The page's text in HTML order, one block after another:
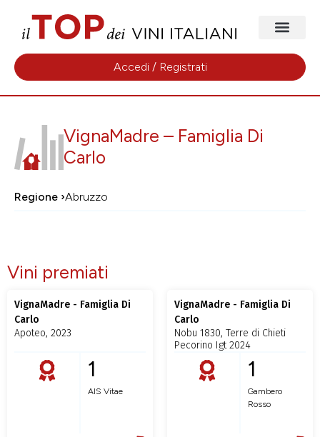
Accedi / Registrati
VignaMadre – Famiglia Di
Carlo
Regione ›Abruzzo
Vini premiati
VignaMadre - Famiglia Di
Carlo
Apoteo, 2023
1
AIS Vitae
VignaMadre - Famiglia Di
Carlo
Nobu 1830, Terre di Chieti
Pecorino Igt 2024
1
Gambero
Rosso